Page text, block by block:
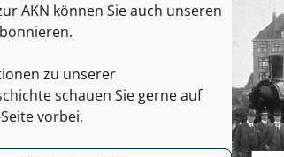
AKN können Sie auch unseren
zu unserer
schauen Sie gerne auf
vorbei.